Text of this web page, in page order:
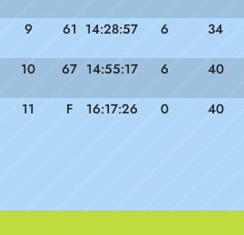
9 61 14:28:57 6 34
10 67 14:55:17 6 40
11 F 16:17:26 0 40